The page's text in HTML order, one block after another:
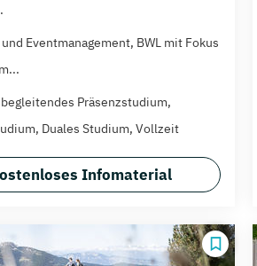
Eventmanagement, BWL mit Fokus
Präsenzstudium,
Duales Studium, Vollzeit
Infomaterial